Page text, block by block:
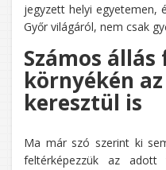
jegyzett helyi egyetemen,
Győr világáról, nem csak
Számos
környékén
keresztül is
Ma már szó szerint ki
feltérképezzük az adott